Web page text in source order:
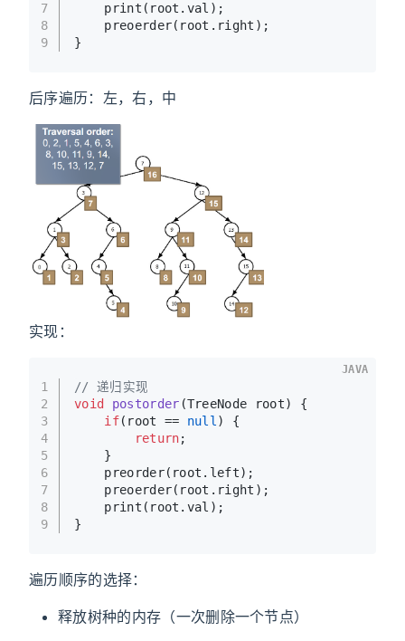
7
8
9
    print(root.val);
    preoerder(root.right);
}
后序遍历：左，右，中
实现：
1
2
3
4
5
6
7
8
9
// 递归实现
void
postorder (TreeNode root)
{
if(root == null) {
return;
    }
    preorder(root.left);
    preoerder(root.right);
    print(root.val);
}
JAVA
遍历顺序的选择：
释放树种的内存（一次删除一个节点）